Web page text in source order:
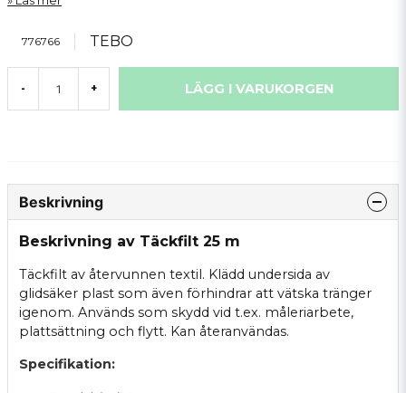
776766 TEBO
- + LÄGG I VARUKORGEN
Beskrivning
Beskrivning av Täckfilt 25 m
Täckfilt av återvunnen textil. Klädd undersida av
glidsäker plast som även förhindrar att vätska tränger
igenom. Används som skydd vid t.ex. måleriarbete,
plattsättning och flytt. Kan återanvändas.
Specifikation: